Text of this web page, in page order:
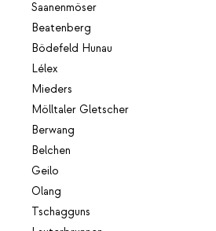
Saanenmöser
Beatenberg
Bödefeld Hunau
Lélex
Mieders
Mölltaler Gletscher
Berwang
Belchen
Geilo
Olang
Tschagguns